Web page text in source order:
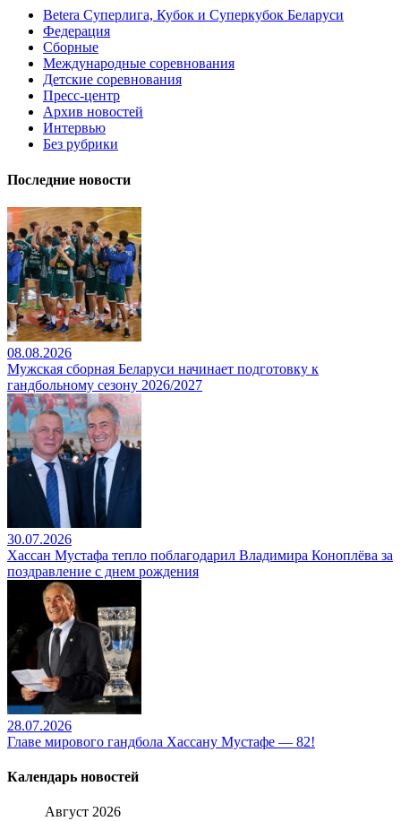
Betera Суперлига, Кубок и Суперкубок Беларуси
Федерация
Сборные
Международные соревнования
Детские соревнования
Пресс-центр
Архив новостей
Интервью
Без рубрики
Последние новости
08.08.2026
Мужская сборная Беларуси начинает подготовку к
гандбольному сезону 2026/2027
30.07.2026
Хассан Мустафа тепло поблагодарил Владимира Коноплёва за
поздравление с днем рождения
28.07.2026
Главе мирового гандбола Хассану Мустафе — 82!
Календарь новостей
Август 2026